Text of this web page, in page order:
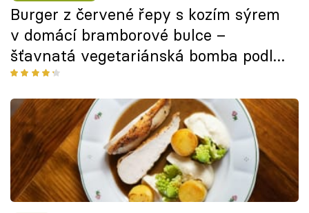
Burger z červené řepy s kozím sýrem
v domácí bramborové bulce –
šťavnatá vegetariánská bomba podle
Marka Fichtnera